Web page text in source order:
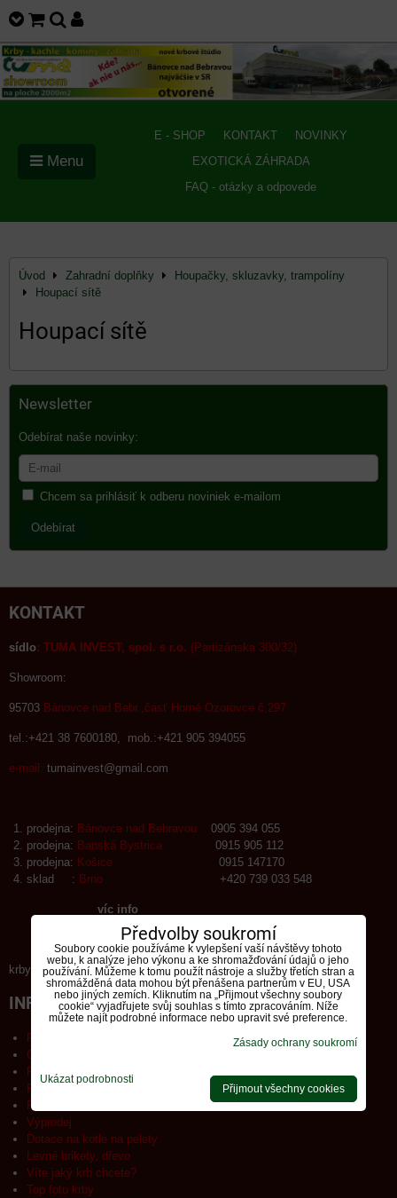
E - SHOP KONTAKT
NOVINKY
EXOTICKÁ ZÁHRADA
FAQ - otázky a odpovede
Menu
Úvod Zahradní doplňky
Houpačky, skluzavky, trampolíny
Houpací sítě
Houpací sítě
Newsletter
Odebírat naše novinky:
Chcem sa prihlásiť k odberu noviniek e-mailom
Odebírat
KONTAKT
sídlo: TUMA INVEST, spol. s r.o. (Partizánska 300/32)
Showroom:
95703 Bánovce nad Bebr.,časť Horné Ozorovce č.297
tel.:+421 38 7600180, mob.:+421 905 394055
e-mail: tumainvest@gmail.com
prodejna: Bánovce nad Bebravou
0905 394 055
prodejna: Banská Bystrica
0915 905 112
prodejna: Košice
0915 147170
sklad : Brno +420 739 033 548
víc info
krby-tuma.sk Info o spracování osobních údajů.
INFORMACE
Privacy - policy
Obecné obch. podmínky, reklamační řád
Poučení o ochraně osobních údajů a použ.COOKIES
Formulář - odstoupení od smlouvy
Reklamační formulář
Výprodej
Dotace na kotle na pelety
Levné brikety, dřevo
Víte jaký krb chcete?
Top foto krby
Předvolby soukromí
Soubory cookie používáme k vylepšení vaší návštěvy tohoto
webu, k analýze jeho výkonu a ke shromažďování údajů o jeho
používání. Můžeme k tomu použít nástroje a služby třetích stran a
shromážděná data mohou být přenášena partnerům v EU, USA
nebo jiných zemích. Kliknutím na „Přijmout všechny soubory
cookie“ vyjadřujete svůj souhlas s tímto zpracováním. Níže
můžete najít podrobné informace nebo upravit své preference.
Zásady ochrany soukromí
Ukázat podrobnosti
Přijmout všechny cookies